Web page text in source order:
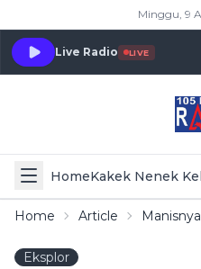
Minggu, 9
Live Radio LIVE
HomeKakek Nenek
Home Article
Eksplor